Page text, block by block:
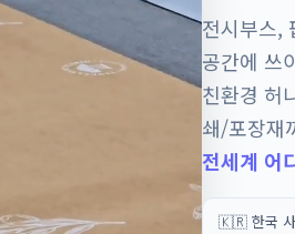
전시부스,
공간에 쓰
친환경 허
쇄/포장재
전세계 어
🇰🇷 한국 사